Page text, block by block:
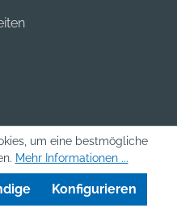
um eine bestmögliche
Mehr Informationen ...
Konfigurieren